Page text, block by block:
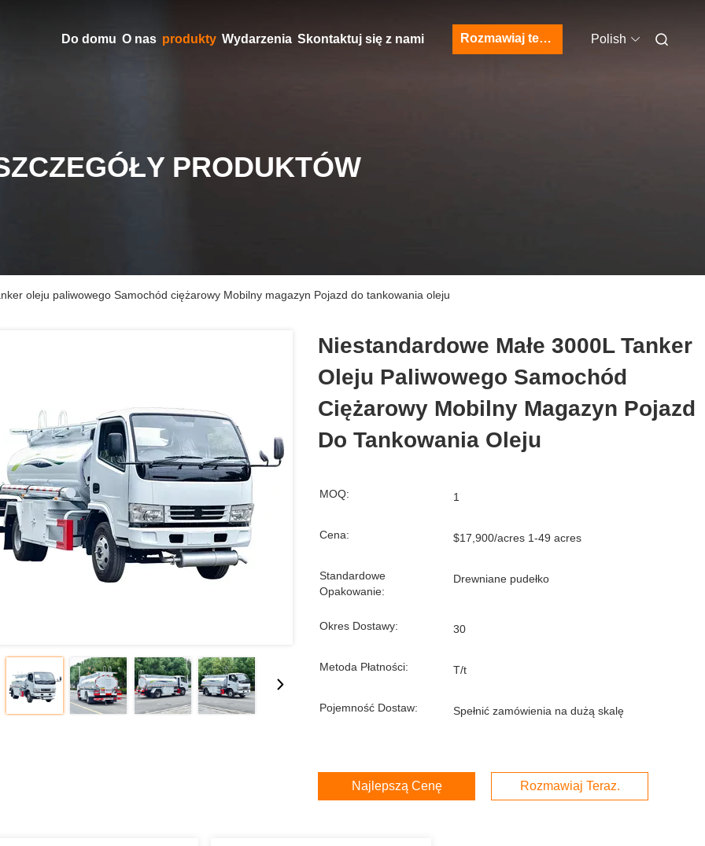
Do domu O nas produkty Wydarzenia Skontaktuj się z nami Rozmawiaj teraz. Polish
PRODUKTÓW
oleju paliwowego Samochód ciężarowy Mobilny magazyn Pojazd do tankowania oleju
Niestandardowe Małe 3000L Tanker
Oleju Paliwowego Samochód
Ciężarowy Mobilny Magazyn Pojazd
Do Tankowania Oleju
MOQ: 1
Cena: $17,900/acres 1-49 acres
Standardowe
Opakowanie:
Drewniane pudełko
Okres Dostawy: 30
Metoda Płatności: T/t
Pojemność Dostaw: Spełnić zamówienia na dużą skalę
Najlepszą Cenę Rozmawiaj Teraz.